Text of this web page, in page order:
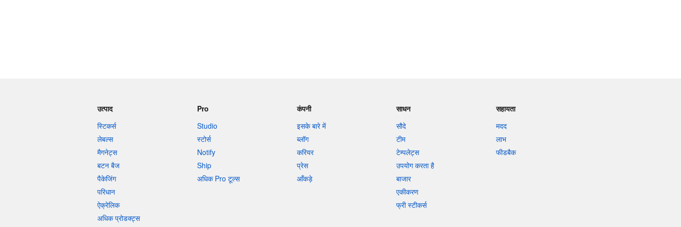
उत्पाद
स्टिकर्स
लेबल्स
मैगनेट्स
बटन बैज
पैकेजिंग
परिधान
ऐक्रेलिक
अधिक प्रोडक्ट्स
Pro
Studio
स्टोर्स
Notify
Ship
अधिक Pro टूल्स
कंपनी
इसके बारे में
ब्लॉग
करियर
प्रेस
आँकड़े
साधन
सौदे
टीम
टेम्पलेट्स
उपयोग करता है
बाजार
एकीकरण
फ्री स्टीकर्स
सहायता
मदद
लाभ
फीडबैक